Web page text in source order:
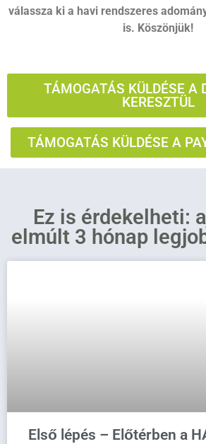
válassza ki a havi rendszeres
is. Köszönjük!
TÁMOGATÁS KÜLDÉSE A
KERESZTÜL
TÁMOGATÁS KÜLDÉSE A
Ez is érdekelheti:
elmúlt 3 hónap
Első lépés – Előtérben a